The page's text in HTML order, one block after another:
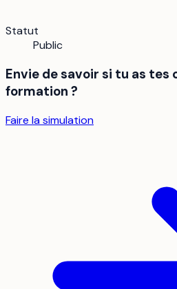
Statut
Public
Envie de savoir si tu as
formation ?
Faire la simulation